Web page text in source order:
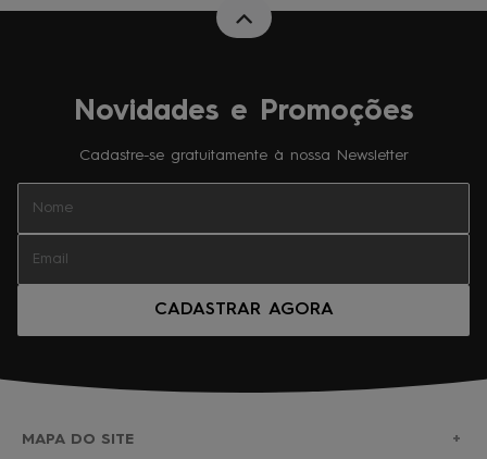
Novidades e Promoções
Cadastre-se gratuitamente à nossa Newsletter
CADASTRAR AGORA
MAPA DO SITE +